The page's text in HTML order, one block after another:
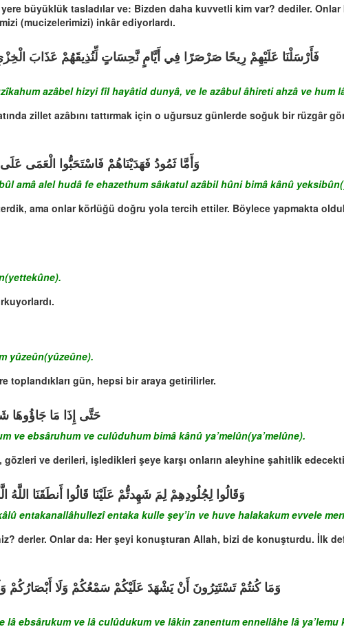
büyüklük tasladılar ve: Bizden daha kuvvetli kim var? dediler.
(mucizelerimizi) inkâr ediyorlardı.
فَأَرْسَلْنَا عَلَيْهِمْ رِيحًا صَرْصَرًا فِي أَيَّامٍ نَّحِسَاتٍ لِّنُذِيقَهُمْ عَذَابَ
azâbel hizyi fîl hayâtid dunyâ, ve le azâbul âhireti ahzâ ve hum
zillet azâbını tattırmak için o uğursuz günlerde soğuk bir rüzgâr
وَأَمَّا ثَمُودُ فَهَدَيْنَاهُمْ فَاسْتَحَبُّوا الْعَمَى
amâ alel hudâ fe ehazethum sâıkatul azâbil hûni bimâ kânû
ama onlar körlüğü doğru yola tercih ettiler. Böylece yapmakta
yûzeûn(yûzeûne).
toplandıkları gün, hepsi bir araya getirilirler.
حَتَّى إِذَا مَا جَاؤُوهَا
ve ebsâruhum ve culûduhum bimâ kânû ya’melûn(ya’melûne).
ve derileri, işledikleri şeye karşı onların aleyhine şahitlik
وَقَالُوا لِجُلُودِهِمْ لِمَ شَهِدتُّمْ عَلَيْنَا قَالُوا أَنطَقَنَا
entakanallâhullezî entaka kulle şey’in ve huve halakakum evvele
derler. Onlar da: Her şeyi konuşturan Allah, bizi de konuşturdu. İlk
وَمَا كُنتُمْ تَسْتَتِرُونَ أَنْ يَشْهَدَ عَلَيْكُمْ سَمْعُكُمْ وَلَا أَبْصَارُكُمْ
ebsârukum ve lâ culûdukum ve lâkin zanentum ennellâhe lâ ya’lemu